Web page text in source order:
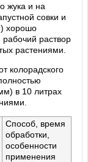
жука и на
совки и
хорошо
раствор
растениями.
колорадского
в 10 литрах
Способ, время
обработки,
особенности
применения